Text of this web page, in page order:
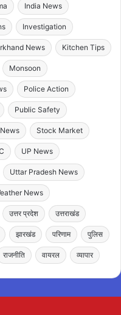
India News
Investigation
News Kitchen Tips
Monsoon
Police Action
Public Safety
Stock Market
UP News
Uttar Pradesh News
News
उत्तर प्रदेश उत्तराखंड
झारखंड परिणाम पुलिस
राजनीति वायरल व्यापार